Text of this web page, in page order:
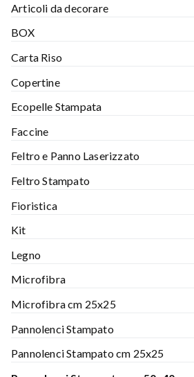
Articoli da decorare
BOX
Carta Riso
Copertine
Ecopelle Stampata
Faccine
Feltro e Panno Laserizzato
Feltro Stampato
Fioristica
Kit
Legno
Microfibra
Microfibra cm 25x25
Pannolenci Stampato
Pannolenci Stampato cm 25x25